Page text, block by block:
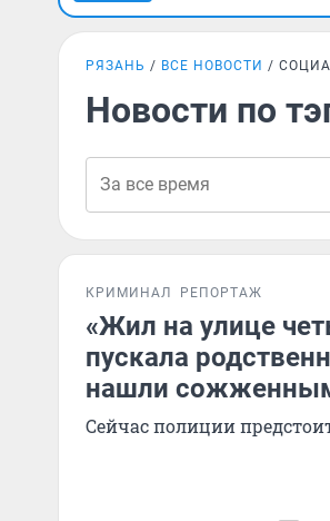
РЯЗАНЬ ВСЕ НОВОСТИ
Новости по
КРИМИНАЛ РЕПОРТАЖ
«Жил на улице
пускала
нашли
Сейчас полиции